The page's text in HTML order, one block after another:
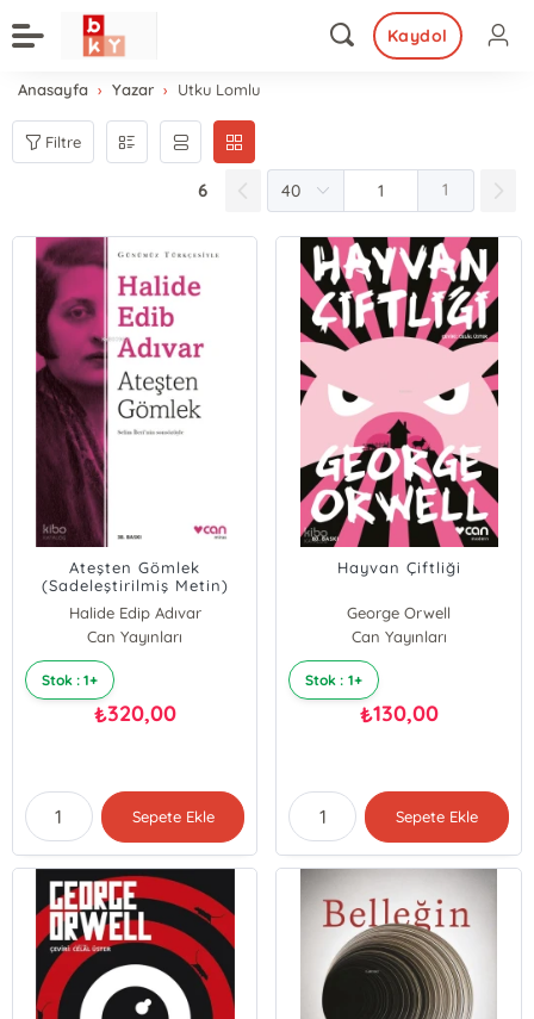
Kaydol
Anasayfa Yazar Utku Lomlu
Filtre
6 1
Ateşten Gömlek
(Sadeleştirilmiş Metin)
Halide Edip Adıvar
Can Yayınları
Stok : 1+
₺320,00
Sepete Ekle
Hayvan Çiftliği
George Orwell
Can Yayınları
Stok : 1+
₺130,00
Sepete Ekle